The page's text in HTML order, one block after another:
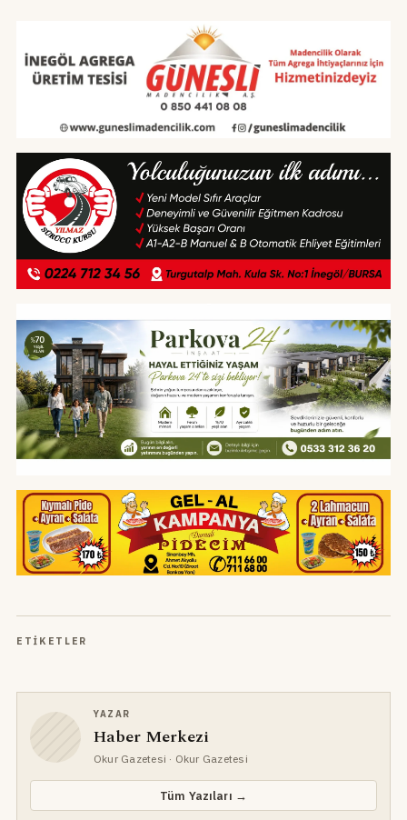
ETIKETLER
YAZAR
Haber Merkezi
Okur Gazetesi · Okur Gazetesi
Tüm Yazıları →